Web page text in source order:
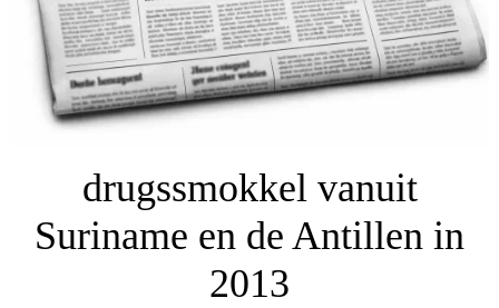
drugssmokkel vanuit
Suriname en de Antillen in
2013